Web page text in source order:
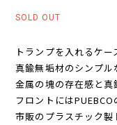
SOLD OUT
トランプを入れるケー
真鍮無垢材のシンプル
金属の塊の存在感と真
フロントにはPUEBCO
市販のプラスチック